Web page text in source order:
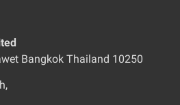
Bangkok Thailand 10250